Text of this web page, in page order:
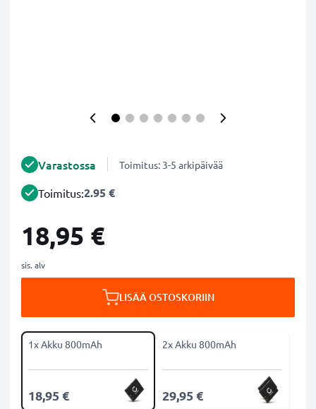
Varastossa Toimitus: 3-5 arkipäivää
Toimitus:2.95 €
18,95 €
sis. alv
LISÄÄ OSTOSKORIIN
1x Akku 800mAh
18,95 €
2x Akku 800mAh
29,95 €